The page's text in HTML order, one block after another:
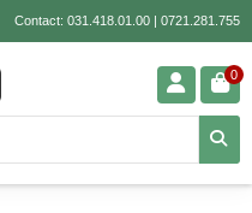
Contact: 031.418.01.00| 0721.281.755
0